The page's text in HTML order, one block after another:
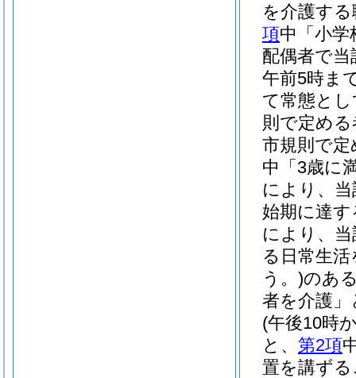
を介護す
項中「小
配偶者で
午前5時ま
て常態と
則で定め
市規則で
中「3歳に
により、
始期に達
により、
る日常生
う。)のあ
者を介護」
(午後10時
と、 第2項
置を講ず